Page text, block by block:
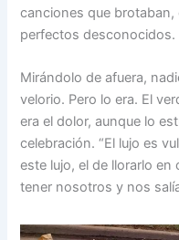
canciones que
perfectos desconocidos.
Mirándolo de afuera,
velorio. Pero lo era. El
era el dolor, aunque lo
celebración. “El lujo es
este lujo, el de llorarlo
tener nosotros y nos